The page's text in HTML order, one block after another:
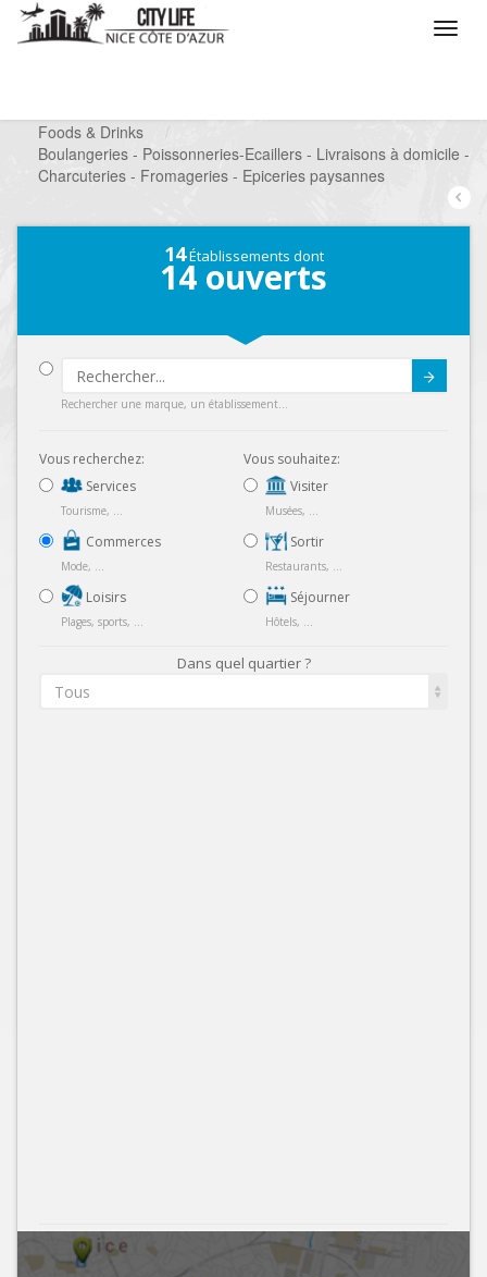
Foods & Drinks
/
Boulangeries - Poissonneries-Ecaillers - Livraisons à domicile -
Charcuteries - Fromageries - Epiceries paysannes
14Établissements dont
14 ouverts
Rechercher une marque, un établissement...
Vous recherchez:
Services
Tourisme, ...
Commerces
Mode, ...
Loisirs
Plages, sports, ...
Vous souhaitez:
Visiter
Musées, ...
Sortir
Restaurants, ...
Séjourner
Hôtels, ...
Dans quel quartier ?
Tous